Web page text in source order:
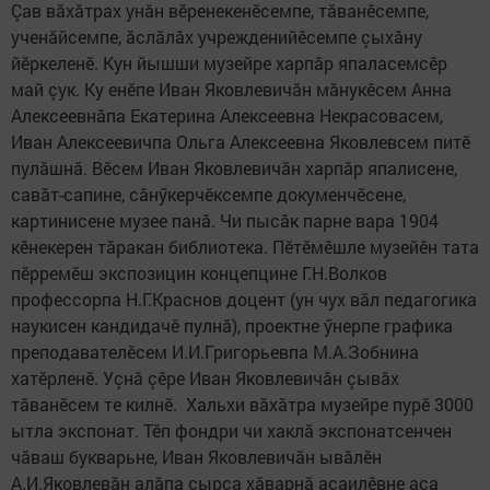
Çав вăхăтрах унăн вӗренекенӗсемпе, тăванӗсемпе,
ученăйсемпе, ăслăлăх учрежденийӗсемпе çыхăну
йӗркеленӗ. Кун йышши музейре харпăр япаласемсӗр
май çук. Ку енӗпе Иван Яковлевичăн мăнукӗсем Анна
Алексеевнăпа Екатерина Алексеевна Некрасовасем,
Иван Алексеевичпа Ольга Алексеевна Яковлевсем питӗ
пулăшнă. Вӗсем Иван Яковлевичăн харпăр япалисене,
савăт-сапине, сăнӳкерчӗксемпе докуменчӗсене,
картинисене музее панă. Чи пысăк парне вара 1904
кӗнекерен тăракан библиотека. Пӗтӗмӗшле музейӗн тата
пӗрремӗш экспозицин концепцине Г.Н.Волков
профессорпа Н.Г.Краснов доцент (ун чух вăл педагогика
наукисен кандидачӗ пулнă), проектне ӳнерпе графика
преподавателӗсем И.И.Григорьевпа М.А.Зобнина
хатӗрленӗ. Уçнă çӗре Иван Яковлевичăн çывăх
тăванӗсем те килнӗ. Хальхи вăхăтра музейре пурӗ 3000
ытла экспонат. Тӗп фондри чи хаклă экспонатсенчен
чăваш букварьне, Иван Яковлевичăн ывăлӗн
А.И.Яковлевăн алăпа çырса хăварнă асаилӗвне аса